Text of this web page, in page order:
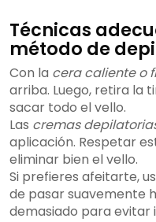
Técnicas
método de
Con la cera caliente o
arriba. Luego, retira la
sacar todo el vello.
Las cremas
aplicación. Respetar
eliminar bien el vello.
Si prefieres afeitarte,
de pasar suavemente
demasiado para evitar